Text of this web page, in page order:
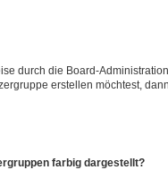
durch die Board-
erstellen möchtest,
farbig dargestellt?